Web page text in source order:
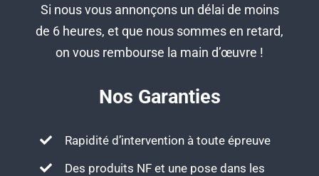
Si nous vous annonçons un délai de moins
de 6 heures, et que nous sommes en retard,
on vous rembourse la main d’œuvre !
Nos Garanties
Rapidité d’intervention à toute épreuve
Des produits NF et une pose dans les